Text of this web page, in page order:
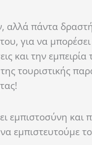
αλλά πάντα
για να
και την
τουριστικής
και
εμπιστευτούμε